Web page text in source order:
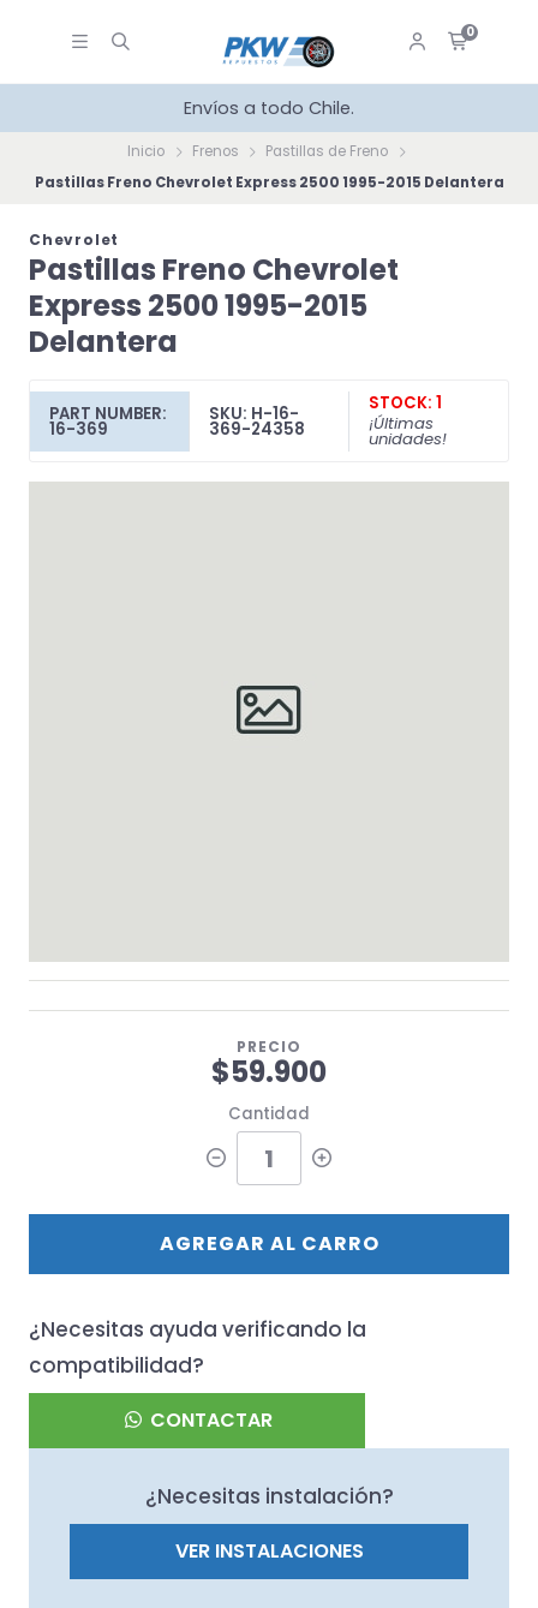
0
Envíos a todo Chile.
Inicio Frenos
Pastillas de Freno
Pastillas Freno Chevrolet Express 2500 1995-2015 Delantera
Chevrolet
Pastillas Freno Chevrolet
Express 2500 1995-2015
Delantera
PART NUMBER:
16-369
SKU: H-16-
369-24358
STOCK: 1
¡Últimas
unidades!
PRECIO
$59.900
Cantidad
AGREGAR AL CARRO
¿Necesitas ayuda verificando la
compatibilidad?
CONTACTAR
¿Necesitas instalación?
VER INSTALACIONES